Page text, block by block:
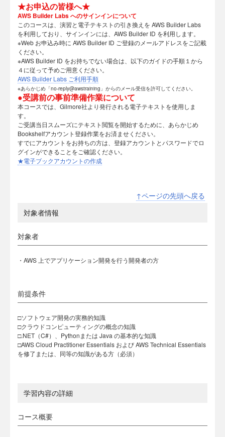
★お申込の皆様へ★
AWS Builder Labs へのサインインについて
このコースは、演習と電子テキストの引き換えを AWS Builder Labs
を利用しており、サインインには、AWS Builder ID を利用します。
※Web お申込み時に AWS Builder ID ご登録のメールアドレスをご記載
ください。
※AWS Builder ID をお持ちでない場合は、以下のガイドの手順１から
４に従って予めご用意ください。
AWS Builder Labs ご利用手順
※あらかじめ「no-reply@awstraining」からのメール受信を許可してください。
●受講前の事前準備作業について
本コースでは、Gilmore社より発行される電子テキストを使用しま
す。
ご受講当日スムーズにテキスト閲覧を開始するために、あらかじめ
Bookshelfアカウント登録作業をお済ませください。
すでにアカウントをお持ちの方は、登録アカウントとパスワードでロ
グインができることをご確認ください。
★電子ブックアカウントの作成
↑ページの先頭へ戻る
対象者情報
対象者
・AWS 上でアプリケーション開発を行う開発者の方
前提条件
□ソフトウェア開発の実務的知識
□クラウドコンピューティングの概念の知識
□.NET（C#）、Pythonまたは Java の基本的な知識
□AWS Cloud Practitioner Essentials および AWS Technical Essentials
を修了または、同等の知識がある方（必須）
学習内容の詳細
コース概要